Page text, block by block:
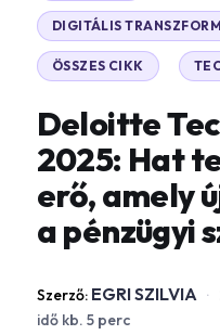
DIGITÁLIS
ÖSSZES CIKK
Deloitte
2025: Hat
erő, amely
a pénzügyi
Szerző: EGRI SZILVIA ·
idő kb. 5 perc